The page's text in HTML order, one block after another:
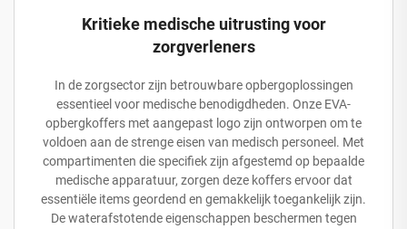
Kritieke medische uitrusting voor
zorgverleners
In de zorgsector zijn betrouwbare opbergoplossingen
essentieel voor medische benodigdheden. Onze EVA-
opbergkoffers met aangepast logo zijn ontworpen om te
voldoen aan de strenge eisen van medisch personeel. Met
compartimenten die specifiek zijn afgestemd op bepaalde
medische apparatuur, zorgen deze koffers ervoor dat
essentiële items geordend en gemakkelijk toegankelijk zijn.
De waterafstotende eigenschappen beschermen tegen